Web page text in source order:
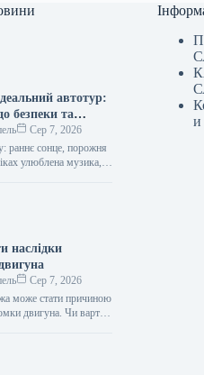
автотур:
безпеки та
Сер 7, 2026
раннє сонце, порожня
улюблена музика, а
свободи…
наслідки
Сер 7, 2026
може стати причиною
двигуна. Чи варто
обіцяють зливу?
и